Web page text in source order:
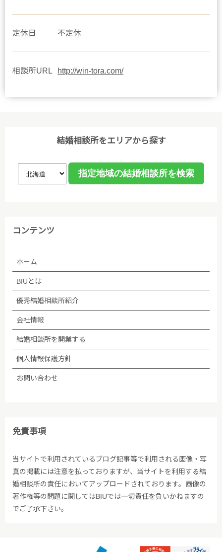
定休日 不定休
相談所URL http://win-tora.com/
結婚相談所をエリアから探す
コンテンツ
ホーム
BIUとは
優秀結婚相談所紹介
会社情報
結婚相談所を開業する
個人情報保護方針
お問い合わせ
免責事項
当サイトで利用されているブログ記事等で利用される画像・写
真の掲載には注意を払っておりますが、当サイトを利用する結
婚相談所の責任においてアップロードされております。画像の
著作権等の問題に関してはBIUでは一切責任を負いかねますの
でご了承下さい。